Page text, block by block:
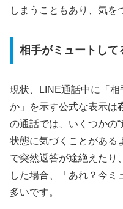
しまうこともあり、気を
相手がミュートして
現状、LINE通話中に「相
か」を示す公式な表示は
の通話では、いくつかの
状態に気づくことがある
で突然返答が途絶えたり
した場合、「あれ？今ミ
多いです。